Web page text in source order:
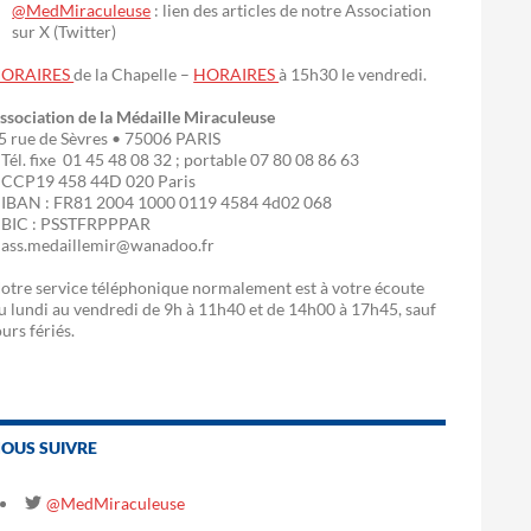
@MedMiraculeuse : lien des articles de notre Association
sur X (Twitter)
de la Chapelle – HORAIRESà 15h30 le vendredi.
de la Médaille Miraculeuse
rue de Sèvres • 75006 PARIS
fixe 01 45 48 08 32 ; portable 07 80 08 86 63
458 44D 020 Paris
: FR81 2004 1000 0119 4584 4d02 068
: PSSTFRPPPAR
service téléphonique normalement est à votre écoute
lundi au vendredi de 9h à 11h40 et de 14h00 à 17h45, sauf
fériés.
SUIVRE
@MedMiraculeuse